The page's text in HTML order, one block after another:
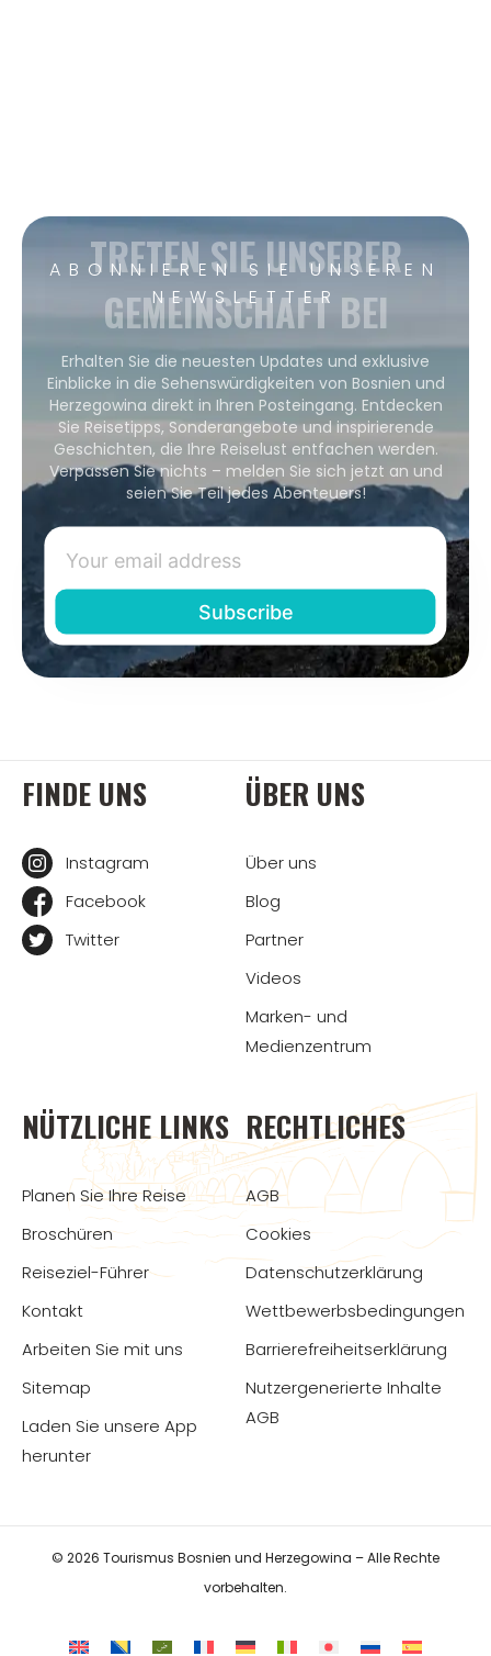
ABONNIEREN SIE UNSEREN
NEWSLETTER
TRETEN SIE UNSERER
GEMEINSCHAFT BEI
Erhalten Sie die neuesten Updates und exklusive
Einblicke in die Sehenswürdigkeiten von Bosnien und
Herzegowina direkt in Ihren Posteingang. Entdecken
Sie Reisetipps, Sonderangebote und inspirierende
Geschichten, die Ihre Reiselust entfachen werden.
Verpassen Sie nichts – melden Sie sich jetzt an und
seien Sie Teil jedes Abenteuers!
FINDE UNS
Instagram
Facebook
Twitter
ÜBER UNS
Über uns
Blog
Partner
Videos
Marken- und
Medienzentrum
NÜTZLICHE LINKS
Planen Sie Ihre Reise
Broschüren
Reiseziel-Führer
Kontakt
Arbeiten Sie mit uns
Sitemap
Laden Sie unsere App
herunter
RECHTLICHES
AGB
Cookies
Datenschutzerklärung
Wettbewerbsbedingungen
Barrierefreiheitserklärung
Nutzergenerierte Inhalte
AGB
© 2026 Tourismus Bosnien und Herzegowina – Alle Rechte
vorbehalten.